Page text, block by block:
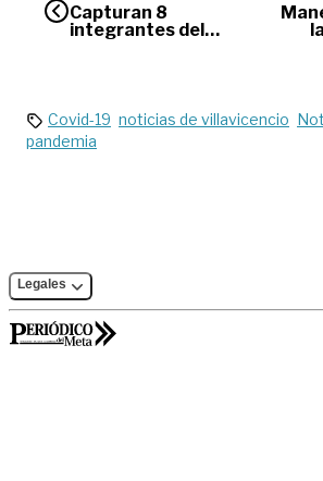
Capturan 8
integrantes del
Covid-19 noticias de villavicencio
pandemia
Legales